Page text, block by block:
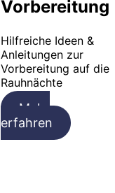
Vorbereitung
Hilfreiche Ideen &
Anleitungen zur
Vorbereitung auf die
Rauhnächte
Mehr
erfahren